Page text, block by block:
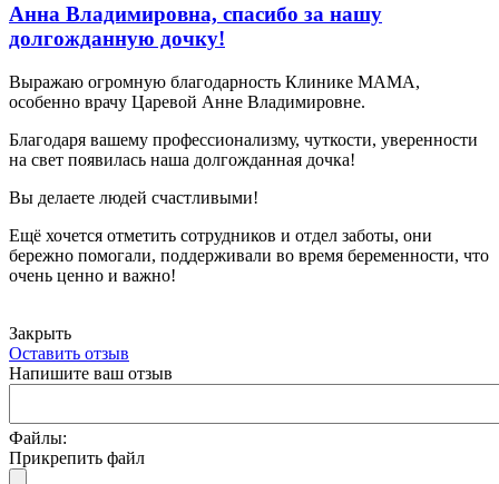
Анна Владимировна, спасибо за нашу
долгожданную дочку!
Выражаю огромную благодарность Клинике МАМА,
особенно врачу Царевой Анне Владимировне.
Благодаря вашему профессионализму, чуткости, уверенности
на свет появилась наша долгожданная дочка!
Вы делаете людей счастливыми!
Ещё хочется отметить сотрудников и отдел заботы, они
бережно помогали, поддерживали во время беременности, что
очень ценно и важно!
Закрыть
Оставить отзыв
Напишите ваш отзыв
Файлы:
Прикрепить файл